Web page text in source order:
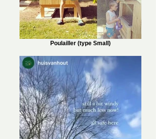
Poulailler (type Small)